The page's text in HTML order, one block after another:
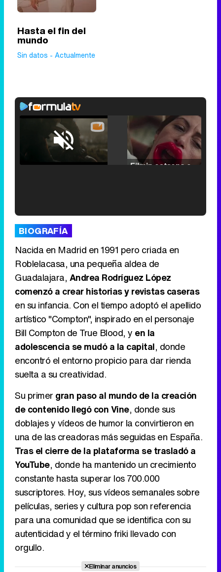
Hasta el fin del
mundo
Sin datos - Actualmente
Unmute /
Loaded
25.30%
Tráiler de la tercera temporada de 'The Walking Dead: Dead City' de AMC+
Canción ganadora de Eurovisión 2026: DARA con "Bangaranga" por Bulgaria
BIOGRAFÍA
Nacida en Madrid en 1991 pero criada en
Roblelacasa, una pequeña aldea de
Guadalajara, Andrea Rodríguez López
comenzó a crear historias y revistas caseras
en su infancia. Con el tiempo adoptó el apellido
artístico "Compton", inspirado en el personaje
Bill Compton de True Blood, y en la
adolescencia se mudó a la capital, donde
encontró el entorno propicio para dar rienda
suelta a su creatividad.
Su primer gran paso al mundo de la creación
de contenido llegó con Vine, donde sus
doblajes y vídeos de humor la convirtieron en
una de las creadoras más seguidas en España.
Tras el cierre de la plataforma se trasladó a
YouTube, donde ha mantenido un crecimiento
constante hasta superar los 700.000
suscriptores. Hoy, sus vídeos semanales sobre
películas, series y cultura pop son referencia
para una comunidad que se identifica con su
autenticidad y el término friki llevado con
orgullo.
Eliminar anuncios